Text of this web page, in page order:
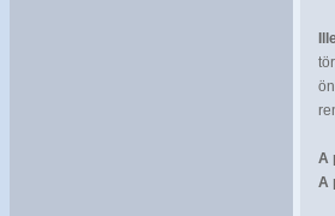
A
A